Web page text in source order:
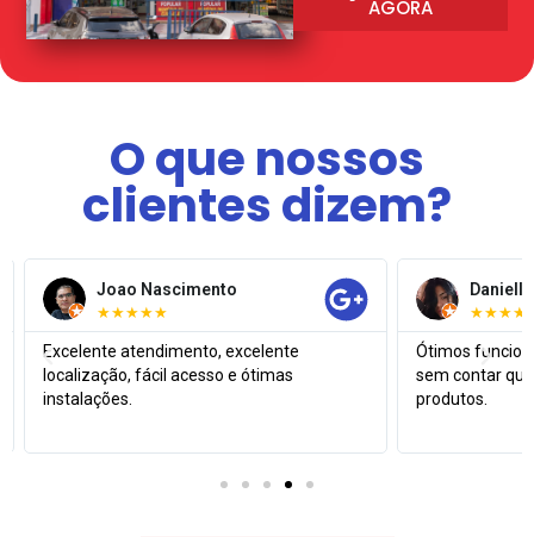
AGORA
O que nossos
clientes dizem?
Joao Nascimento
★★★★★
Excelente atendimento, excelente
localização, fácil acesso e ótimas
instalações.
Ótimos
sem contar
produtos.